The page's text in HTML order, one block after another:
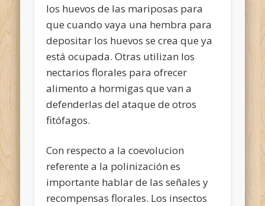
los huevos de las mariposas para
que cuando vaya una hembra para
depositar los huevos se crea que ya
está ocupada. Otras utilizan los
nectarios florales para ofrecer
alimento a hormigas que van a
defenderlas del ataque de otros
fitófagos.
Con respecto a la coevolucion
referente a la polinización es
importante hablar de las señales y
recompensas florales. Los insectos